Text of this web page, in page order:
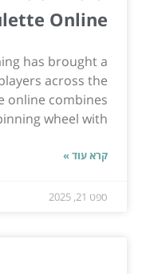
Online
has brought a
across the
online combines
wheel with...
קרא עוד »
ספט 21, 2025